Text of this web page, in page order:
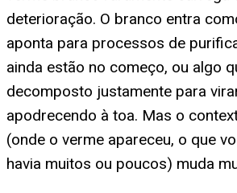
deterioração. O branco entra
aponta para processos de
ainda estão no começo, ou algo
decomposto justamente para
apodrecendo à toa. Mas o
(onde o verme apareceu, o que
havia muitos ou poucos) muda